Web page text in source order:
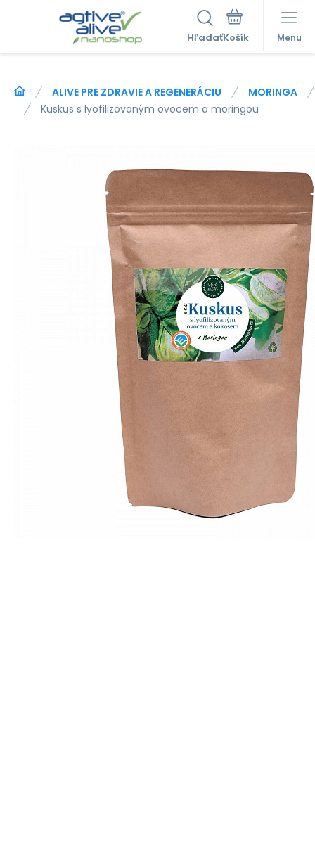
Hľadať Menu
ALIVE PRE ZDRAVIE A REGENERÁCIU
MORINGA
Kuskus s lyofilizovaným ovocem a moringou